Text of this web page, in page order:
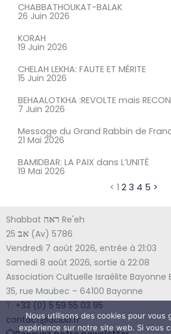
CHABBATHOUKAT-BALAK
26 Juin 2026
KORAH
19 Juin 2026
CHELAH LEKHA: FAUTE ET MÉRITE
15 Juin 2026
BEHAALOTKHA :REVOLTE mais
7 Juin 2026
Message du Grand Rabbin de
21 Mai 2026
BAMIDBAR: LA PAIX dans L’UNITÉ
19 Mai 2026
< 1 2 3 4 5 >
Shabbat ראה Re'eh
25 אב (Av) 5786
Vendredi 7 août 2026, entrée à 21:03
Samedi 8 août 2026, sortie à 22:08
Association Cultuelle Israélite Bayonne
35, rue Maubec – 64100 Bayonne
T. +33 (0) 5 59 55 03 95
contact@acibb.fr
Nous utilisons des cookies pour vous
expérience sur notre site web. Si vous